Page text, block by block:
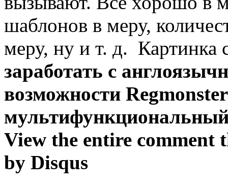
шаблонов в меру,
меру, ну и т. д. Картинка
заработать с
возможности
View the entire comment
by Disqus